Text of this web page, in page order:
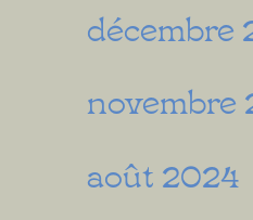
décembre
novembre
août 2024